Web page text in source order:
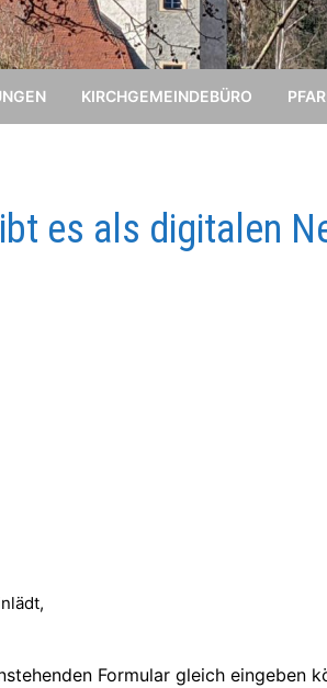
KIRCHGEMEINDEBÜRO
es als digitalen
Formular gleich eingeben